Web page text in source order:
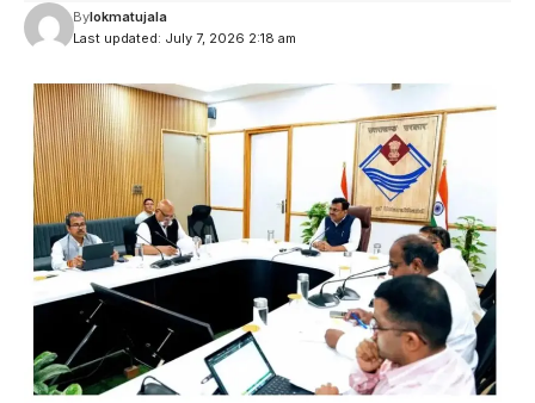
Last updated: July 7, 2026 2:18 am
Bylokmatujala